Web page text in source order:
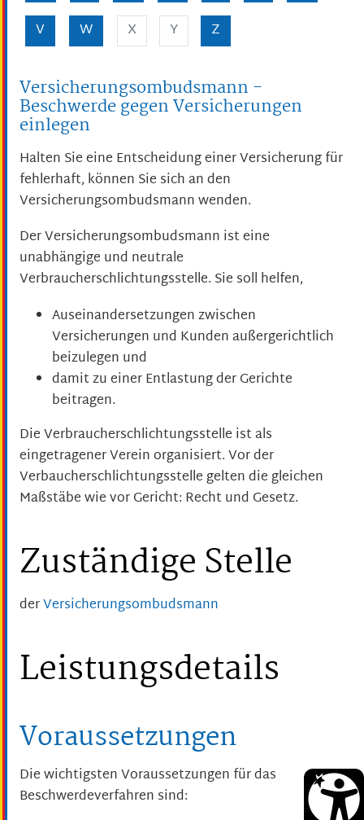
V
W X Y Z
Versicherungsombudsmann -
Beschwerde gegen Versicherungen
einlegen
Halten Sie eine Entscheidung einer Versicherung für
fehlerhaft, können Sie sich an den
Versicherungsombudsmann wenden.
Der Versicherungsombudsmann ist eine
unabhängige und neutrale
Verbraucherschlichtungsstelle. Sie soll helfen,
Auseinandersetzungen zwischen
Versicherungen und Kunden außergerichtlich
beizulegen und
damit zu einer Entlastung der Gerichte
beitragen.
Die Verbraucherschlichtungsstelle ist als
eingetragener Verein organisiert. Vor der
Verbaucherschlichtungsstelle gelten die gleichen
Maßstäbe wie vor Gericht: Recht und Gesetz.
Zuständige Stelle
derVersicherungsombudsmann
Leistungsdetails
Voraussetzungen
Die wichtigsten Voraussetzungen für das
Beschwerdeverfahren sind: